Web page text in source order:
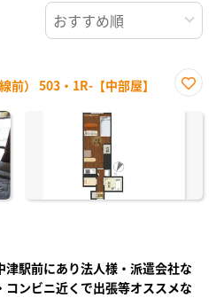
前） 503・1R-【中部屋】
に入
津駅前にあり法人様・派遣会社な
ンビニ近くで出張等オススメな